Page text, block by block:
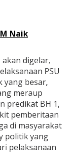
Naik
akan digelar,
PSU
yang besar,
meraup
predikat BH 1,
pemberitaan
di masyarakat
politik yang
pelaksanaan